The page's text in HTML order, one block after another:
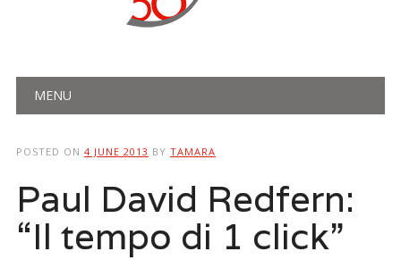
Main menu
MENU
POSTED ON 4 JUNE 2013 BY TAMARA
Paul David Redfern:
“Il tempo di 1 click”